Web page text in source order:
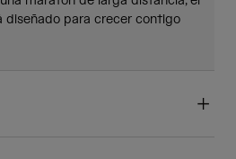
diseñado para crecer contigo